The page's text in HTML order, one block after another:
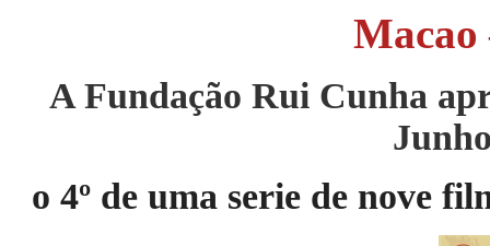
Macao
A Fundação Rui Cunha
o 4º de uma serie de nove